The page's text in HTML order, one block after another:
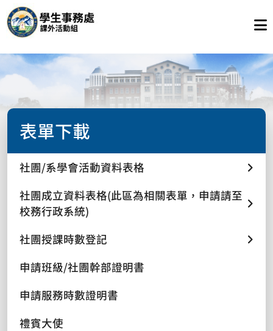
表單下載
社團/系學會活動資料表格
社團成立資料表格(此區為相關表單，申請請至
校務行政系統)
社團授課時數登記
申請班級/社團幹部證明書
申請服務時數證明書
禮賓大使